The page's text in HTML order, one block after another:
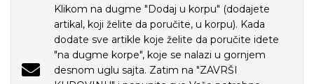
Klikom na dugme "Dodaj u korpu" (dodajete
artikal, koji želite da poručite, u korpu). Kada
dodate sve artikle koje želite da poručite idete
"na dugme korpe", koje se nalazi u gornjem
desnom uglu sajta. Zatim na "ZAVRŠI